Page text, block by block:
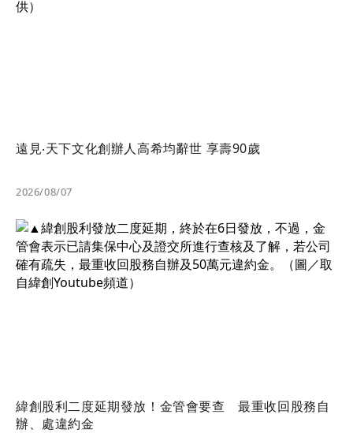
遠見‧天下文化創辦人高希均辭世 享壽90歲
2026/08/07
緯創股利二度延期發放！金管會要查 最重收回股務自
辦、處違約金